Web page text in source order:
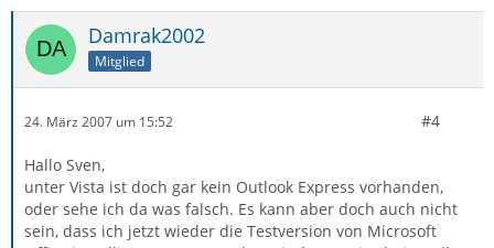
Damrak2002
Mitglied
24. März 2007 um 15:52 #4
Hallo Sven,
unter Vista ist doch gar kein Outlook Express vorhanden,
oder sehe ich da was falsch. Es kann aber doch auch nicht
sein, dass ich jetzt wieder die Testversion von Microsoft